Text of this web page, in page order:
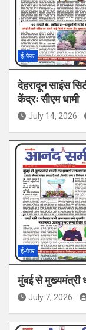
ई-पेपर
देहरादून साइंस
केंद्रः सीएम धामी
July 14, 2026
ई-पेपर
मुंबई से मुख्यमंत्री
July 7, 2026